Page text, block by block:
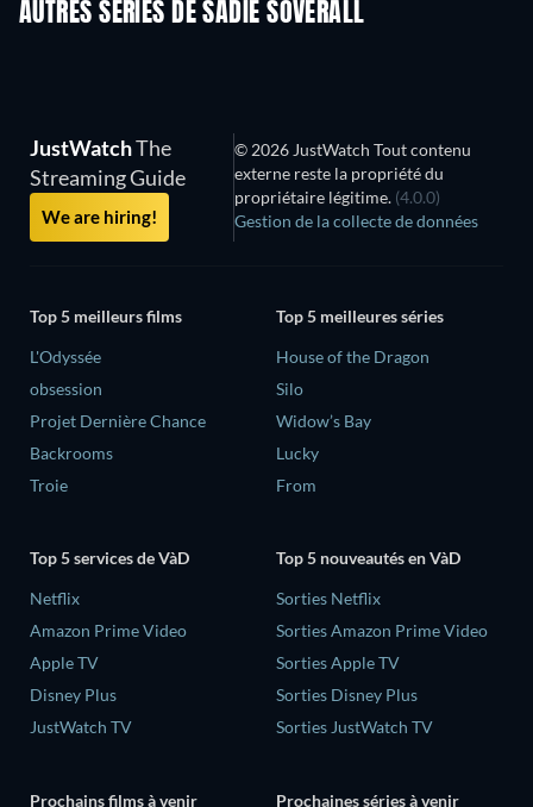
AUTRES SÉRIES DE SADIE SOVERALL
Série Série
JustWatchThe
Streaming Guide
We are hiring!
© 2026 JustWatch Tout contenu
externe reste la propriété du
propriétaire légitime. (4.0.0)
Gestion de la collecte de données
Top 5 meilleurs films
L'Odyssée
obsession
Projet Dernière Chance
Backrooms
Troie
Top 5 meilleures séries
House of the Dragon
Silo
Widow’s Bay
Lucky
From
Top 5 services de VàD
Netflix
Amazon Prime Video
Apple TV
Disney Plus
JustWatch TV
Top 5 nouveautés en VàD
Sorties Netflix
Sorties Amazon Prime Video
Sorties Apple TV
Sorties Disney Plus
Sorties JustWatch TV
Prochains films à venir Prochaines séries à venir